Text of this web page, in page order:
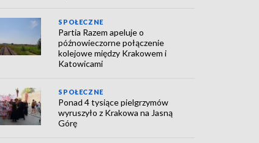
SPOŁECZNE
Partia Razem apeluje o
późnowieczorne połączenie
kolejowe między Krakowem i
Katowicami
SPOŁECZNE
Ponad 4 tysiące pielgrzymów
wyruszyło z Krakowa na Jasną
Górę